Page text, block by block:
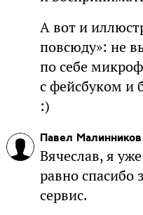
А вот и
повсюду»: не
по себе
с фейсбуком и
:)
Павел Малинников
Вячеслав, я
равно спасибо
сервис.